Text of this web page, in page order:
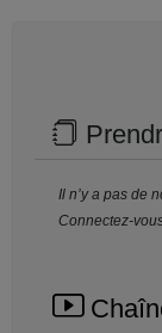
Il n’y a pas de
Connectez-